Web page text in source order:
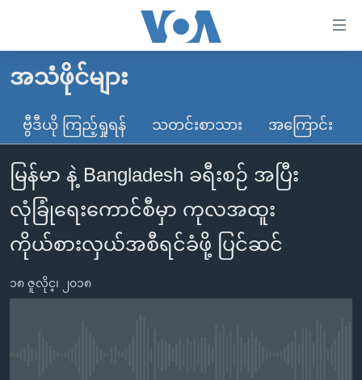
လွယ်ကူ
သည့်
Link
များ
ပင်မ
အကြောင်းအရာ
ကျော်
ကြည့်
မူလစာမျက်နှာ
မြန်မာ
ကမ္ဘာ့သတင်းများ
နိုင်ငံတကာ
အမေရိကန်
တရုတ်
အစ္စရေး-ပါလက်စတိုင်း
ဗွီဒီယို
သတင်းလွတ်လပ်ခွင့်
ရပ်ဝန်းတခု လမ်းတခု အလွန်
အင်္ဂလိပ်စာလေ့လာမယ်
အမေရိကန်သုံးအီဒီယံ
အပတ်စဉ်ကဏ္ဍများ
အသံဖိုင်များ
ဗွီဒီယို ကြည့်ရှုရန် သတင်းစာသား အကြောင်း
မြန်မာ နဲ့ Bangladesh ခရီးစဉ် အပြီး
လုံခြုံရေးကောင်စီမှာ ကုလအထူး
ကိုယ်စားလှယ်အစီရင်ခံဖို့ ပြင်ဆင်
၁၈ ဇူလိုင္၊ ၂၀၁၈